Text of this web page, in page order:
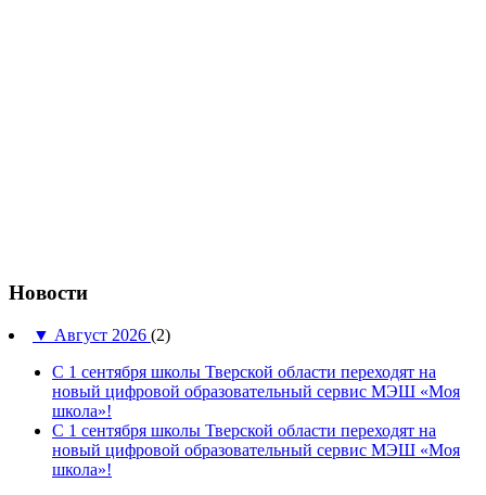
Новости
▼ Август 2026 (2)
С 1 сентября школы Тверской области переходят на
новый цифровой образовательный сервис МЭШ «Моя
школа»!
С 1 сентября школы Тверской области переходят на
новый цифровой образовательный сервис МЭШ «Моя
школа»!